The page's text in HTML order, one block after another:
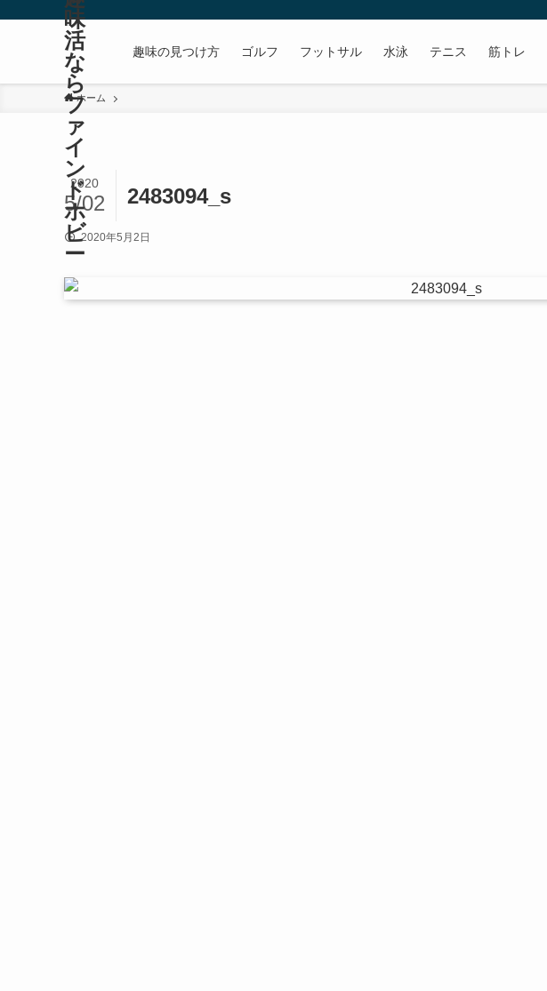
味
活
な
ら
フ
ァ
イ
ン
ド
ホ
ビ
ー
趣味の見つけ方 ゴルフ フットサル 水泳 テニス 筋トレ
ホーム
2483094_s
2020
5/02
2020年5月2日